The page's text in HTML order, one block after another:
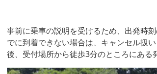
事前に乗車の説明を受けるため、出発時
でに到着できない場合は、キャンセル扱
後、受付場所から徒歩3分のところにある